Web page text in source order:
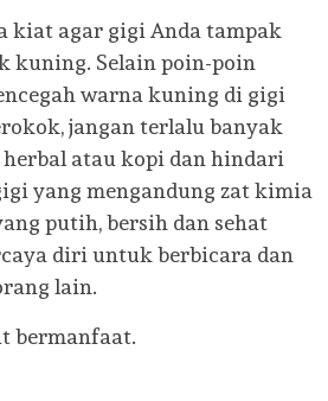
kiat agar gigi Anda tampak
kuning. Selain poin-poin
warna kuning di gigi
jangan terlalu banyak
atau kopi dan hindari
yang mengandung zat kimia
putih, bersih dan sehat
diri untuk berbicara dan
lain.
bermanfaat.